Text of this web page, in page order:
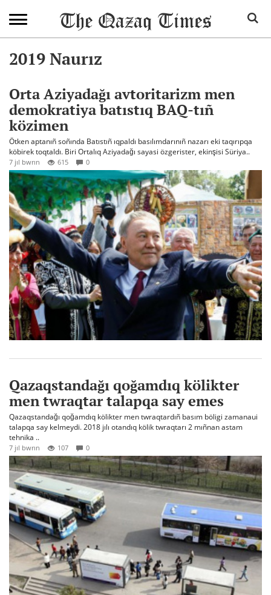
2019 Naurız
Orta Aziyadağı avtoritarizm men
demokratiya batıstıq BAQ-tıñ
közimen
Ötken aptanıñ soñında Batıstıñ ıqpaldı basılımdarınıñ nazarı eki taqırıpqa
köbirek toqtaldı. Biri Ortalıq Aziyadağı sayasi özgerister, ekinşisi Süriya..
7 jıl bwrın 615 0
Qazaqstandağı qoğamdıq kölikter
men twraqtar talapqa say emes
Qazaqstandağı qoğamdıq kölikter men twraqtardıñ basım böligi zamanaui
talapqa say kelmeydi. 2018 jılı otandıq kölik twraqtarı 2 mıñnan astam
tehnika ..
7 jıl bwrın 107 0